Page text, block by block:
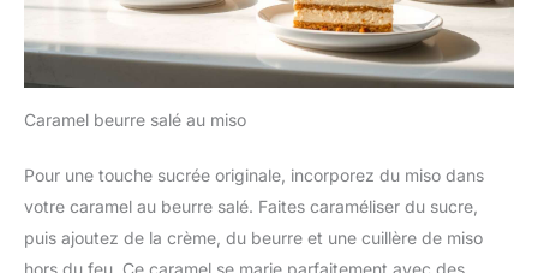
Caramel beurre salé au miso
Pour une touche sucrée originale, incorporez du miso dans
votre caramel au beurre salé. Faites caraméliser du sucre,
puis ajoutez de la crème, du beurre et une cuillère de miso
hors du feu. Ce caramel se marie parfaitement avec des